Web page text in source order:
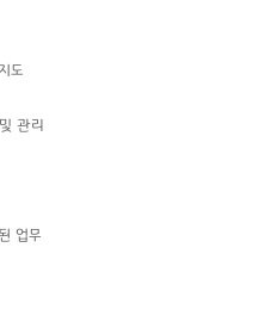
도
관리
업무